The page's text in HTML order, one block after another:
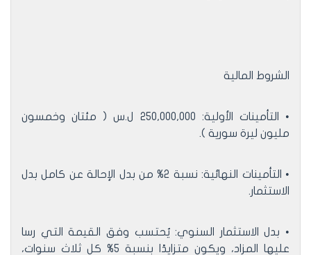
الشروط المالية
• التأمينات الأولية: 250,000,000 ل.س ( مئتان وخمسون
مليون ليرة سورية ).
• التأمينات النهائية: نسبة 2% من بدل الإحالة عن كامل بدل
الاستثمار.
• بدل الاستثمار السنوي: يُحتسب وفق القيمة التي رسا
عليها المزاد، ويكون متزايدًا بنسبة 5% كل ثلاث سنوات،